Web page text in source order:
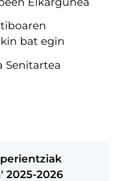
bat egin
Senitartea
2025-2026